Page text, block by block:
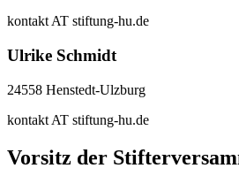
kontakt AT stiftung-hu.de
Ulrike Schmidt
24558 Henstedt-Ulzburg
kontakt AT stiftung-hu.de
Vorsitz der